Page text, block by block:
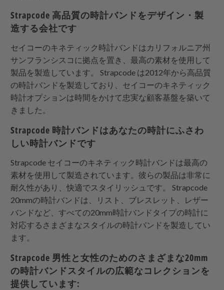
Strapcode 高品質の時計バンドをデザイン・製
造する会社です
セイコーのキネティック時計バンドはカリフォルニア州
サンフランシスコに拠点を置き、最高の素材を使用して
製品を製造しています。 Strapcode は2012年から高品質
の時計バンドを製造しており、セイコーのキネティック
時計オプションは時間をかけて忠実な顧客基盤を築いて
きました。
Strapcode 時計バンドはあなたの時計にふさわ
しい時計バンドです
Strapcode セイコーのキネティック時計バンドは最高の
素材を使用して製造されています。彼らの製品は非常に
耐久性があり、快適でスタイリッシュです。Strapcode
20mmの時計バンドは、リスト、ブレスレット、レザー
バンドなど、すべての20mm時計バンドタイプの時計に
対応するさまざまなスタイルの時計バンドを製造してい
ます。
Strapcode 男性と女性のためのさまざまな20mm
の時計バンドスタイルの広範なコレクションを
提供しています: